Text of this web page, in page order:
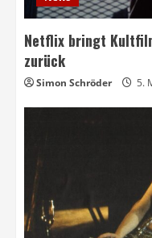
Netflix bringt
zurück
Simon Schröder 5.